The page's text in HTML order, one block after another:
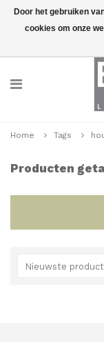
Home Tags
Producten
Nieuwste
Door het gebruiken
cookies om onze